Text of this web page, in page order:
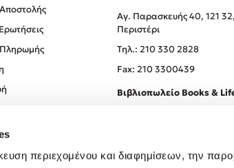
περιεχομένου και διαφημίσεων, την
Αγ. Παρασκευής 40, 121 32,
Περιστέρι
Tηλ.: 210 330 2828
Fax: 210 3300439
Βιβλιοπωλείο Books &